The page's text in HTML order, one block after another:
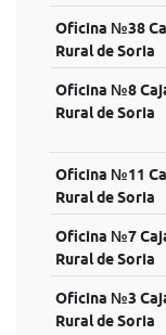
Oficina №38
Rural de Soria
Oficina №8
Rural de Soria
Oficina №11
Rural de Soria
Oficina №7
Rural de Soria
Oficina №3
Rural de Soria